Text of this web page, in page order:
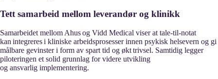
Tett samarbeid mellom leverandør og klinikk
Samarbeidet mellom Ahus og Vidd Medical viser at tale-til-notat
kan integreres i kliniske arbeidsprosesser innen psykisk helsevern og gi
målbare gevinster i form av spart tid og økt trivsel. Samtidig legger
piloteringen et solid grunnlag for videre utvikling
og ansvarlig implementering.